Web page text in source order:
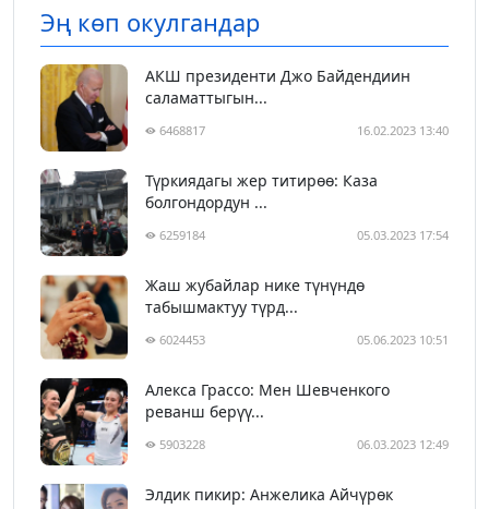
Эң көп окулгандар
АКШ президенти Джо Байдендиин
саламаттыгын...
6468817 16.02.2023 13:40
Түркиядагы жер титирөө: Каза
болгондордун ...
6259184 05.03.2023 17:54
Жаш жубайлар нике түнүндө
табышмактуу түрд...
6024453 05.06.2023 10:51
Алекса Грассо: Мен Шевченкого
реванш берүү...
5903228 06.03.2023 12:49
Элдик пикир: Анжелика Айчүрөк